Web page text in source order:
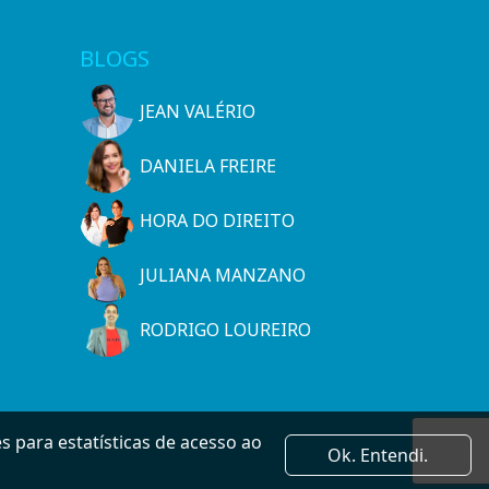
BLOGS
JEAN VALÉRIO
DANIELA FREIRE
HORA DO DIREITO
JULIANA MANZANO
RODRIGO LOUREIRO
para estatísticas de acesso ao
Ok. Entendi.